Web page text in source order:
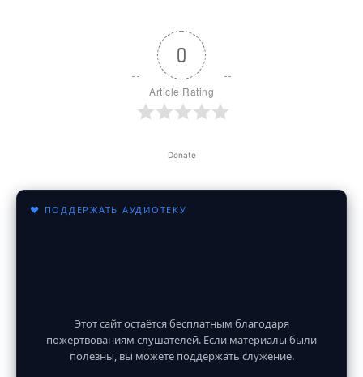
0
Article Rating
Donate
♥ ПОДДЕРЖАТЬ АУДИОТЕКУ
Этот сайт остаётся бесплатным благодаря
пожертвованиям слушателей. Если материалы были
полезны, вы можете поддержать служение.